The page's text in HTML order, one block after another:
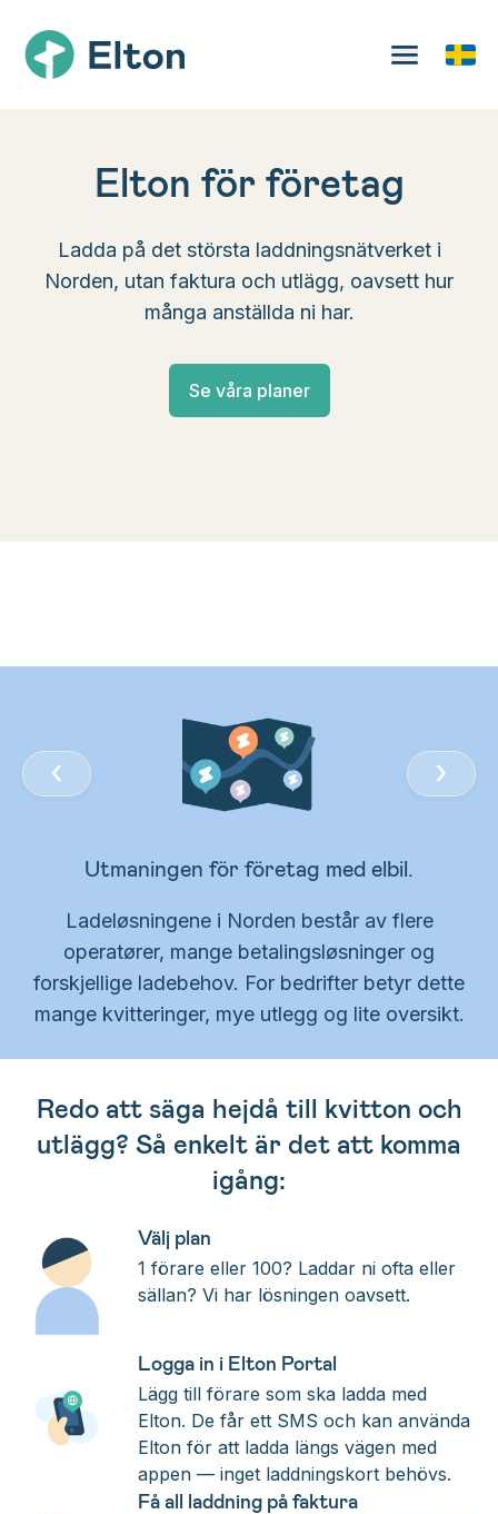
Elton för företag
Ladda på det största laddningsnätverket i
Norden, utan faktura och utlägg, oavsett hur
många anställda ni har.
Se våra planer
Utmaningen för företag med elbil.
Ladeløsningene i Norden består av flere
operatører, mange betalingsløsninger og
forskjellige ladebehov. For bedrifter betyr dette
mange kvitteringer, mye utlegg og lite oversikt.
‹ ›
Redo att säga hejdå till kvitton och
utlägg? Så enkelt är det att komma
igång:
Välj plan
1 förare eller 100? Laddar ni ofta eller
sällan? Vi har lösningen oavsett.
Logga in i Elton Portal
Lägg till förare som ska ladda med
Elton. De får ett SMS och kan använda
Elton för att ladda längs vägen med
appen — inget laddningskort behövs.
Få all laddning på faktura